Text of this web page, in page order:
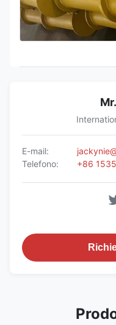
E-mail:
Telefono:
+86